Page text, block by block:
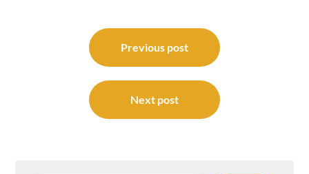
navigation
Previous post
Next post